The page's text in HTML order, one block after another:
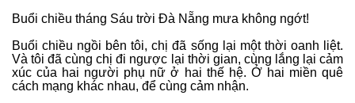
Buổi chiều tháng Sáu trời Đà Nẵng mưa không ngớt!
Buổi chiều ngồi bên tôi, chị đã sống lại một thời oanh liệt.
Và tôi đã cùng chị đi ngược lại thời gian, cùng lắng lại cảm
xúc của hai người phụ nữ ở hai thế hệ. Ở hai miền quê
cách mạng khác nhau, để cùng cảm nhận.